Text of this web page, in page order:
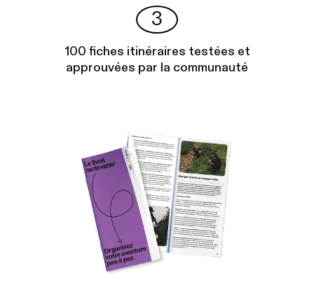
3
100 fiches itinéraires testées et
approuvées par la communauté